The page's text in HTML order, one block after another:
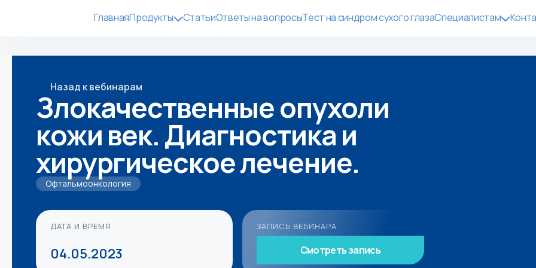
ГлавнаяПродукты СтатьиОтветы на вопросыТест на синдром сухого глазаСпециалистам
Назад к вебинарам
Злокачественные опухоли
кожи век. Диагностика и
хирургическое лечение.
Офтальмоонкология
ДАТА И ВРЕМЯ
04.05.2023
ЗАПИСЬ ВЕБИНАРА
Смотреть запись